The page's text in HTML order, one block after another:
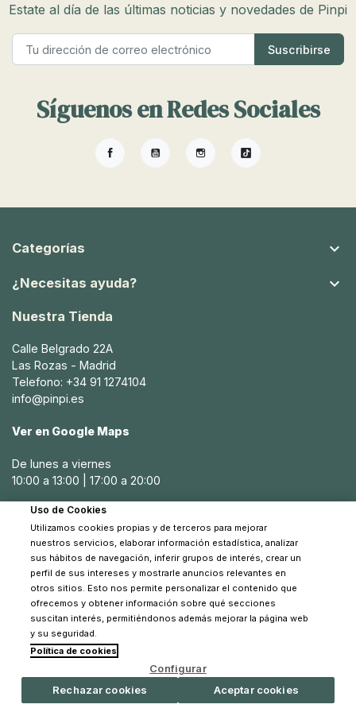
Estate al día de las últimas noticias y novedades de Pinpi
Síguenos en Redes Sociales
FacebookYouTubeInstagramTikTok
Categorías 
¿Necesitas ayuda? 
Nuestra Tienda
Calle Belgrado 22A
Las Rozas - Madrid
Telefono: +34 91 1274104
info@pinpi.es
Ver en Google Maps
De lunes a viernes
10:00 a 13:00 | 17:00 a 20:00
Sábados
10:30 a 14:00
© 2026 Pinpi - Todos los derechos reservados
Uso de Cookies
Utilizamos cookies propias y de terceros para mejorar
nuestros servicios, elaborar información estadística, analizar
sus hábitos de navegación, inferir grupos de interés, crear un
perfil de sus intereses y mostrarle anuncios relevantes en
otros sitios. Esto nos permite personalizar el contenido que
ofrecemos y obtener información sobre qué secciones
suscitan interés, permitiéndonos además mejorar la página web
y su seguridad.
Política de cookies
Configurar
Rechazar cookies
Aceptar cookies